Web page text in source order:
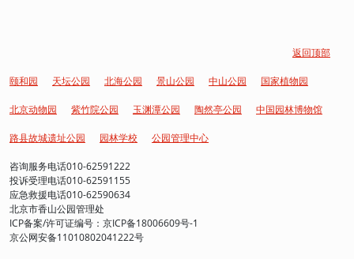
返回顶部
颐和园 天坛公园 北海公园 景山公园 中山公园 国家植物园
北京动物园 紫竹院公园 玉渊潭公园 陶然亭公园 中国园林博物馆
路县故城遗址公园 园林学校 公园管理中心
咨询服务电话010-62591222
投诉受理电话010-62591155
应急救援电话010-62590634
北京市香山公园管理处
ICP备案/许可证编号：京ICP备18006609号-1
京公网安备11010802041222号